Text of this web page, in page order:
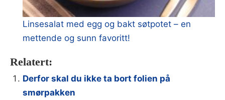
Linsesalat med egg og bakt søtpotet – en
mettende og sunn favoritt!
Relatert:
Derfor skal du ikke ta bort folien på
smørpakken